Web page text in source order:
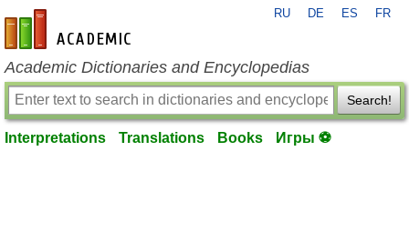
en-academic.com
RU DE ES FR
Academic Dictionaries and Encyclopedias
Search!
Interpretations Translations Books Игры ⚽